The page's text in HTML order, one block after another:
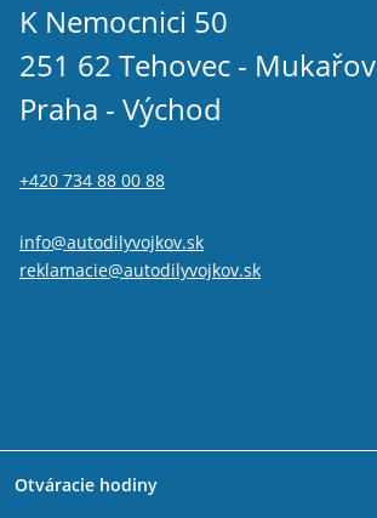
K Nemocnici 50
251 62 Tehovec - Mukařov
Praha - Východ
+420 734 88 00 88
info@autodilyvojkov.sk
reklamacie@autodilyvojkov.sk
Otváracie hodiny